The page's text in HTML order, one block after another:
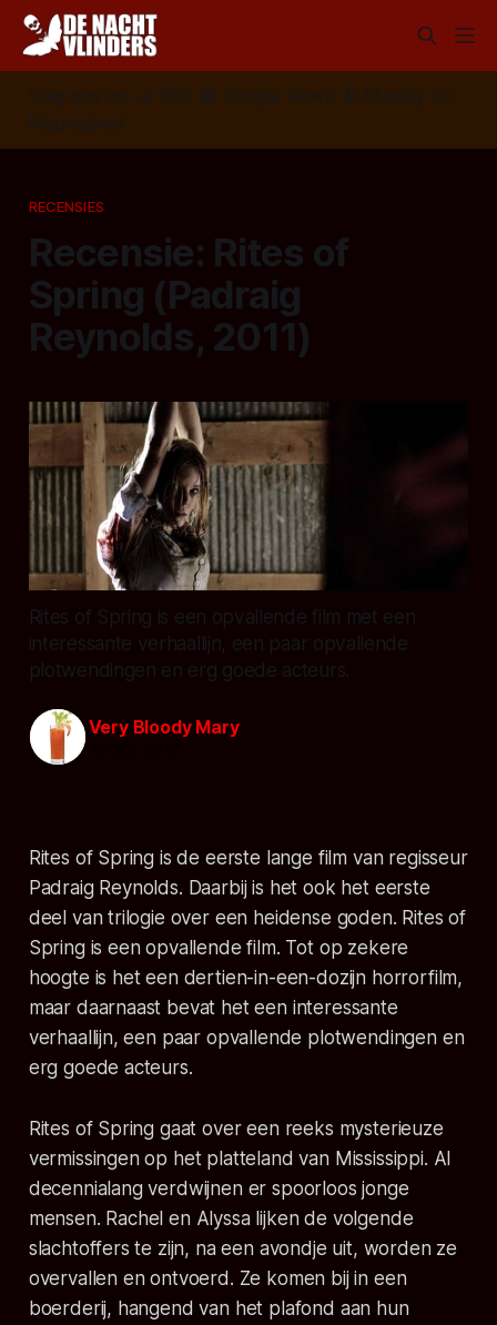
Volg ons op: 📣 RSS 📰 Google News 🦋 Bluesky
✉️
Nieuwsbrief
RECENSIES
Recensie: Rites of
Spring (Padraig
Reynolds, 2011)
Rites of Spring is een opvallende film met een
interessante verhaallijn, een paar opvallende
plotwendingen en erg goede acteurs.
Very Bloody Mary
Rites of Spring is de eerste lange film van regisseur
Padraig Reynolds. Daarbij is het ook het eerste
deel van trilogie over een heidense goden. Rites of
Spring is een opvallende film. Tot op zekere
hoogte is het een dertien-in-een-dozijn horrorfilm,
maar daarnaast bevat het een interessante
verhaallijn, een paar opvallende plotwendingen en
erg goede acteurs.
Rites of Spring gaat over een reeks mysterieuze
vermissingen op het platteland van Mississippi. Al
decennialang verdwijnen er spoorloos jonge
mensen. Rachel en Alyssa lijken de volgende
slachtoffers te zijn, na een avondje uit, worden ze
overvallen en ontvoerd. Ze komen bij in een
boerderij, hangend van het plafond aan hun